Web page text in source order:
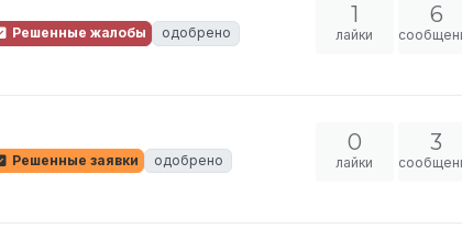
Решенные жалобы
одобрено
1
лайки
6
Решенные заявки
одобрено
0
лайки
3